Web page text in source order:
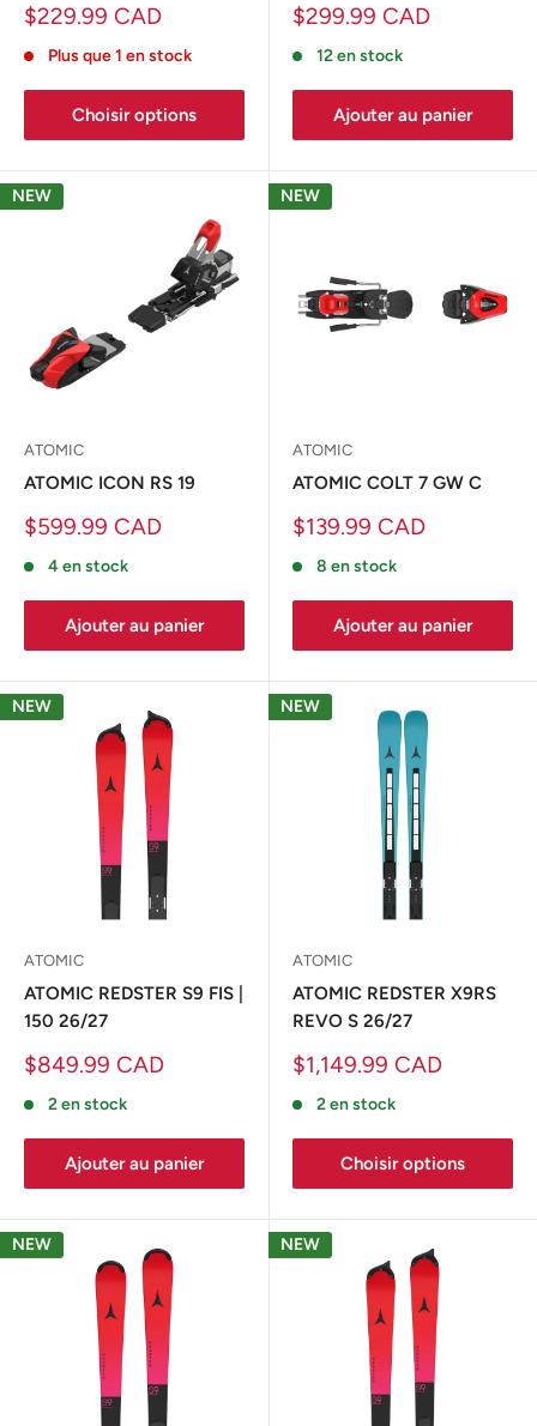
Prix
$229.99 CAD
Plus que 1 en stock
Choisir options
Prix
$299.99 CAD
12 en stock
Ajouter au panier
NEW
ATOMIC
ATOMIC ICON RS 19
Prix
$599.99 CAD
4 en stock
Ajouter au panier
NEW
ATOMIC
ATOMIC COLT 7 GW C
Prix
$139.99 CAD
8 en stock
Ajouter au panier
NEW
ATOMIC
ATOMIC REDSTER S9 FIS |
150 26/27
Prix
$849.99 CAD
2 en stock
Ajouter au panier
NEW
ATOMIC
ATOMIC REDSTER X9RS
REVO S 26/27
Prix
$1,149.99 CAD
2 en stock
Choisir options
NEW NEW